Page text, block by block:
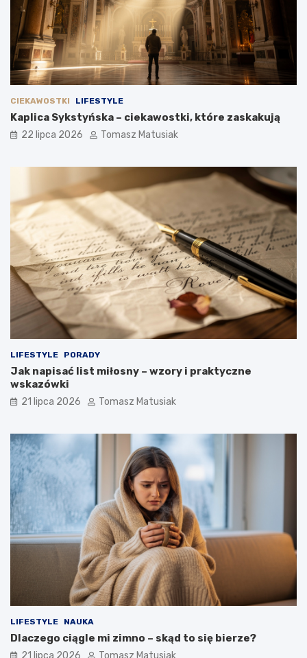
CIEKAWOSTKI LIFESTYLE
Kaplica Sykstyńska – ciekawostki, które zaskakują
22 lipca 2026 Tomasz Matusiak
LIFESTYLE PORADY
Jak napisać list miłosny – wzory i praktyczne
wskazówki
21 lipca 2026 Tomasz Matusiak
LIFESTYLE NAUKA
Dlaczego ciągle mi zimno – skąd to się bierze?
21 lipca 2026 Tomasz Matusiak